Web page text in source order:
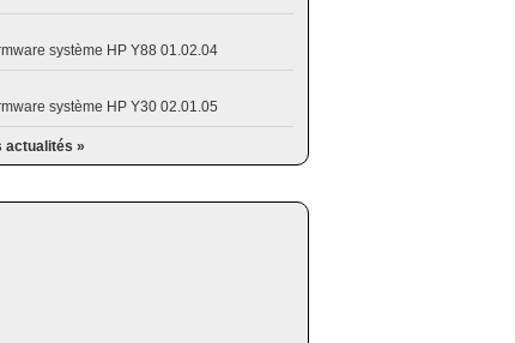
système HP Y88 01.02.04
système HP Y30 02.01.05
actualités »